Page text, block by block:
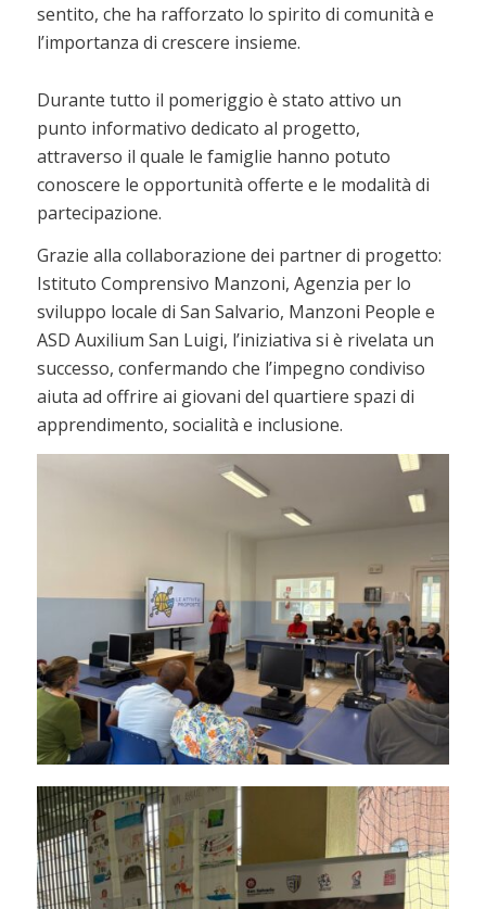
sentito, che ha rafforzato lo spirito di comunità e
l’importanza di crescere insieme.
Durante tutto il pomeriggio è stato attivo un
punto informativo dedicato al progetto,
attraverso il quale le famiglie hanno potuto
conoscere le opportunità offerte e le modalità di
partecipazione.
Grazie alla collaborazione dei partner di progetto:
Istituto Comprensivo Manzoni, Agenzia per lo
sviluppo locale di San Salvario, Manzoni People e
ASD Auxilium San Luigi, l’iniziativa si è rivelata un
successo, confermando che l’impegno condiviso
aiuta ad offrire ai giovani del quartiere spazi di
apprendimento, socialità e inclusione.